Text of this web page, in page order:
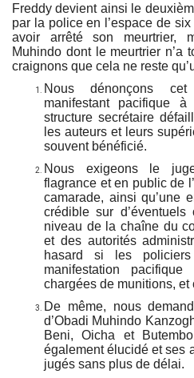
Freddy devient ainsi le
par la police en l’espace de
avoir arrêté son meurtrier,
Muhindo dont le meurtrier n’a
craignons que cela ne reste
Nous dénonçons cet
manifestant pacifique
structure secrétaire
les auteurs et leurs
souvent bénéficié.
Nous exigeons le
flagrance et en public de
camarade, ainsi qu’une
crédible sur
niveau de la chaîne du
et des autorités
hasard si les
manifestation
chargées de munitions, et
De même, nous
d’Obadi Muhindo
Beni, Oicha et
également élucidé et ses
jugés sans plus de délai.